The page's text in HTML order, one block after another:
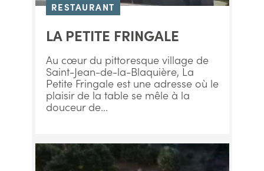
RESTAURANT
LA PETITE FRINGALE
Au cœur du pittoresque village de
Saint-Jean-de-la-Blaquière, La
Petite Fringale est une adresse où le
plaisir de la table se mêle à la
douceur de...